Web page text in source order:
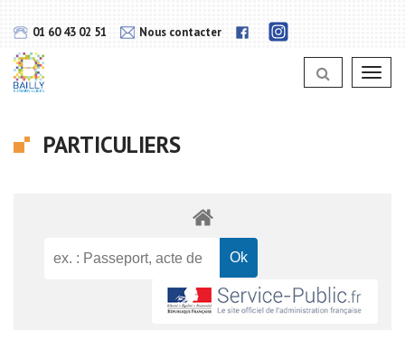
01 60 43 02 51 Nous contacter
Lien
notra
Instagram
PARTICULIERS